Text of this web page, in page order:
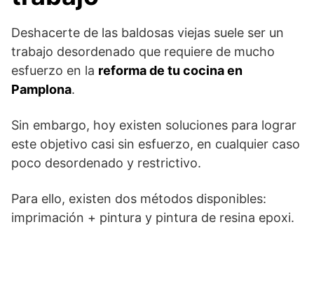
Deshacerte de las baldosas viejas suele ser un
trabajo desordenado que requiere de mucho
esfuerzo en la reforma de tu cocina en
Pamplona.
Sin embargo, hoy existen soluciones para lograr
este objetivo casi sin esfuerzo, en cualquier caso
poco desordenado y restrictivo.
Para ello, existen dos métodos disponibles:
imprimación + pintura y pintura de resina epoxi.